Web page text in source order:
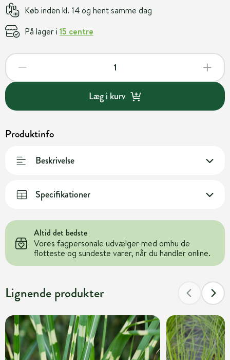
Køb inden kl. 14 og hent samme dag
På lager i 15 centre
Læg i kurv
Produktinfo
Beskrivelse
Specifikationer
Altid det bedste
Vores fagpersonale udvælger med omhu de
flotteste og sundeste varer, når du handler online.
Lignende produkter